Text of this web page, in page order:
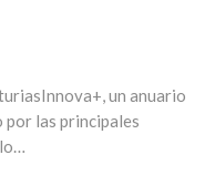
un anuario
por las principales